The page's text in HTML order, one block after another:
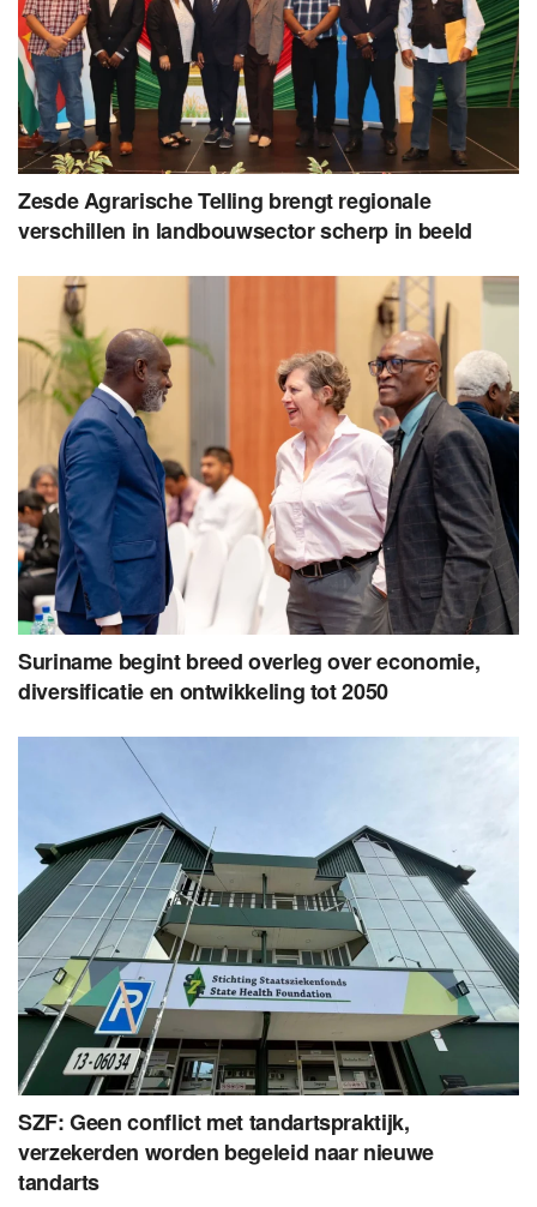
Zesde Agrarische Telling brengt regionale
verschillen in landbouwsector scherp in beeld
Suriname begint breed overleg over economie,
diversificatie en ontwikkeling tot 2050
SZF: Geen conflict met tandartspraktijk,
verzekerden worden begeleid naar nieuwe
tandarts